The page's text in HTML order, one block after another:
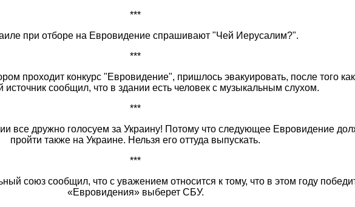
***
при отборе на Евровидение спрашивают "Чей Иерусалим?".
***
проходит конкурс "Евровидение", пришлось эвакуировать, после того как
сообщил, что в здании есть человек с музыкальным слухом.
***
все дружно голосуем за Украину! Потому что следующее Евровидение
пройти также на Украине. Нельзя его оттуда выпускать.
***
союз сообщил, что с уважением относится к тому, что в этом году
«Евровидения» выберет СБУ.